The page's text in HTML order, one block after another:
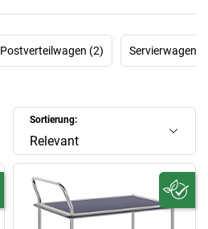
Postverteilwagen (2) Servierwagen
Sortierung:
Relevant